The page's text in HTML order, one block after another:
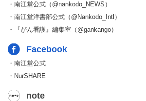
・南江堂公式（@nankodo_NEWS）
・南江堂洋書部公式（@Nankodo_Intl）
・『がん看護』編集室（@gankango）
Facebook
・南江堂公式
・NurSHARE
note